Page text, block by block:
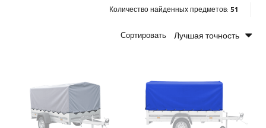
Количество найденных предметов: 51
Сортировать Лучшая точность